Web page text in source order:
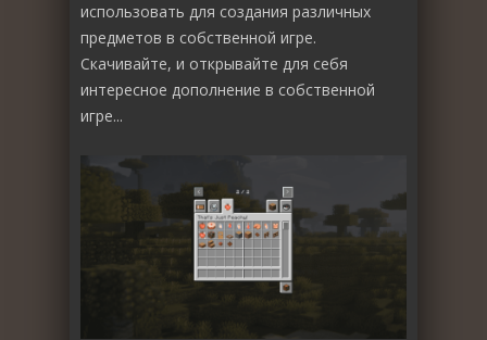
использовать для создания различных
предметов в собственной игре.
Скачивайте, и открывайте для себя
интересное дополнение в собственной
игре...